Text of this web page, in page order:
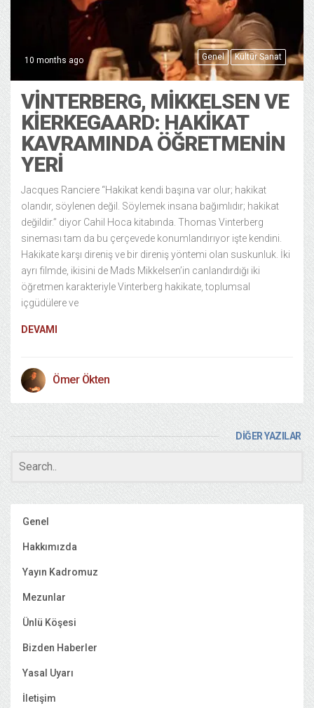
Genel Kültür Sanat
10 months ago
VINTERBERG, MIKKELSEN VE
KIERKEGAARD: HAKIKAT
KAVRAMINDA ÖĞRETMENIN
YERI
Jacques Ranciere “Hakikat kendi başına var olur; hakikat
olandır, söylenen değil. Söylemek insana bağımlıdır; hakikat
değildir.” diyor Cahil Hoca kitabında. Thomas Vinterberg
sineması tam da bu çerçevede konumlandırıyor işte kendini.
Hakikate karşı direniş ve bir direniş yöntemi olan suskunluk. İki
ayrı filmde, ikisini de Mads Mikkelsen’in canlandırdığı iki
öğretmen karakteriyle Vinterberg hakikate, toplumsal
içgüdülere ve
DEVAMI
Ömer Ökten
DİĞER YAZILAR
Genel
Hakkımızda
Yayın Kadromuz
Mezunlar
Ünlü Köşesi
Bizden Haberler
Yasal Uyarı
İletişim